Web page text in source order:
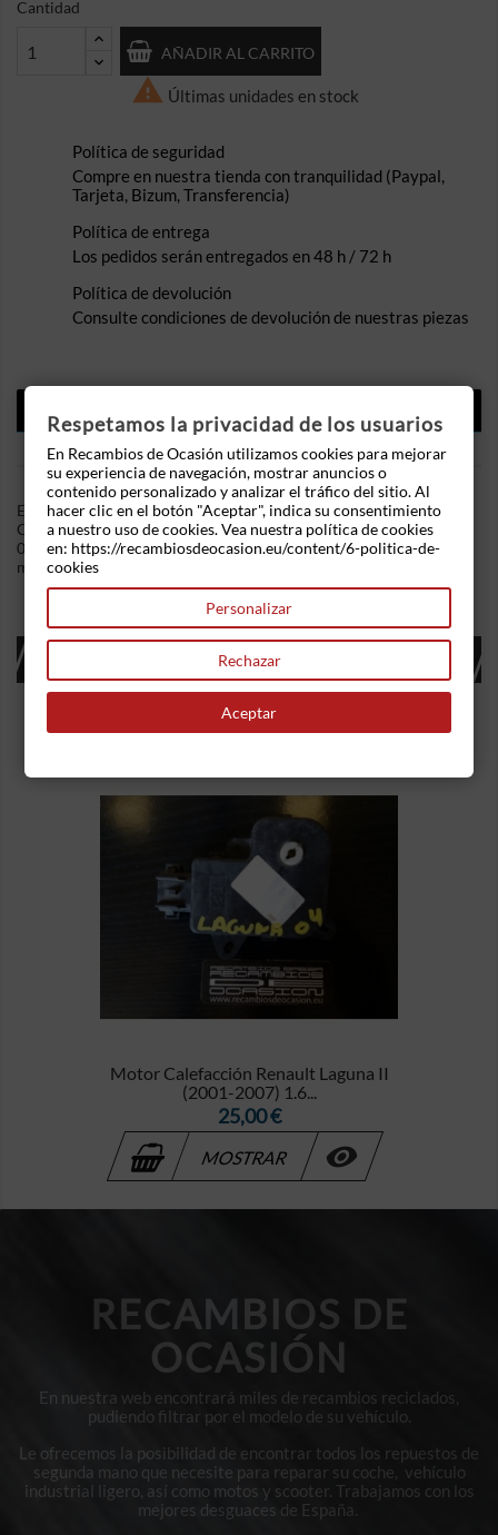
Cantidad
AÑADIR AL CARRITO
 Últimas unidades en stock
Política de seguridad
Compre en nuestra tienda con tranquilidad (Paypal,
Tarjeta, Bizum, Transferencia)
Política de entrega
Los pedidos serán entregados en 48 h / 72 h
Política de devolución
Consulte condiciones de devolución de nuestras piezas
DETALLES DEL PRODUCTO
En Recambios de Ocasion disponemos de Retrovisor derecho
Citroen AX (1986-1991) 10 E 1.0 (45 cv) .Referencia Interna:
03071037245879. Regulacion manual . Ademas, disponemos de
mas recambios, si tiene cualquier duda consultenos.
16 OTROS PRODUCTOS EN LA MISMA
CATEGORÍA:
Motor Calefacción Renault Laguna II
(2001-2007) 1.6...
Precio
25,00 €
MOSTRAR 
RECAMBIOS DE
OCASIÓN
En nuestra web encontrará miles de recambios reciclados,
pudiendo filtrar por el modelo de su vehículo.
Le ofrecemos la posibilidad de encontrar todos los repuestos de
segunda mano que necesite para reparar su coche, vehículo
industrial ligero, así como motos y scooter. Trabajamos con los
mejores desguaces de España.
Respetamos la privacidad de los usuarios
En Recambios de Ocasión utilizamos cookies para mejorar
su experiencia de navegación, mostrar anuncios o
contenido personalizado y analizar el tráfico del sitio. Al
hacer clic en el botón "Aceptar", indica su consentimiento
a nuestro uso de cookies. Vea nuestra política de cookies
en: https://recambiosdeocasion.eu/content/6-politica-de-
cookies
Personalizar
Rechazar
Aceptar